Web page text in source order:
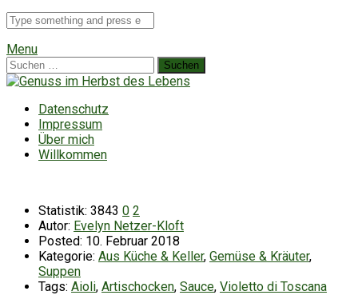
Suche
für
Menu
Suchen
nach:
Datenschutz
Impressum
Über mich
Willkommen
Statistik: 3843 0 2
Autor: Evelyn Netzer-Kloft
Posted: 10. Februar 2018
Kategorie: Aus Küche & Keller, Gemüse & Kräuter,
Suppen
Tags: Aioli, Artischocken, Sauce, Violetto di Toscana